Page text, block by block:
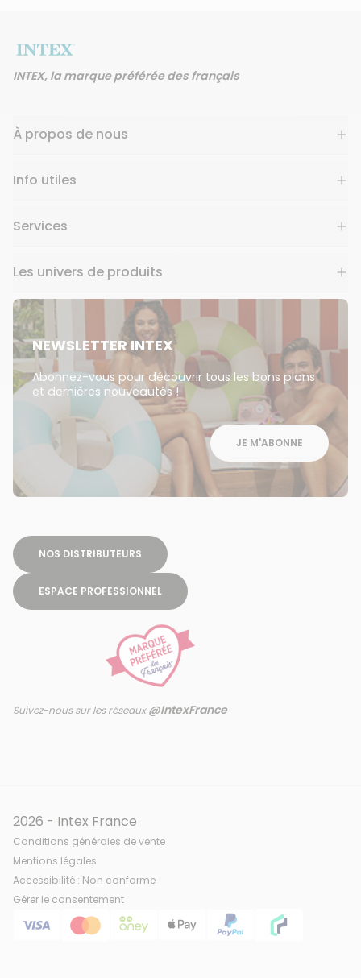
INTEX, la marque préférée des français
À propos de nous
Info utiles
Services
Les univers de produits
NEWSLETTER INTEX
Abonnez-vous pour découvrir tous les bons plans
et dernières nouveautés !
JE M'ABONNE
NOS DISTRIBUTEURS
ESPACE PROFESSIONNEL
Suivez-nous sur les réseaux@IntexFrance
2026 - Intex France
Conditions générales de vente
Mentions légales
Accessibilité : Non conforme
Gérer le consentement